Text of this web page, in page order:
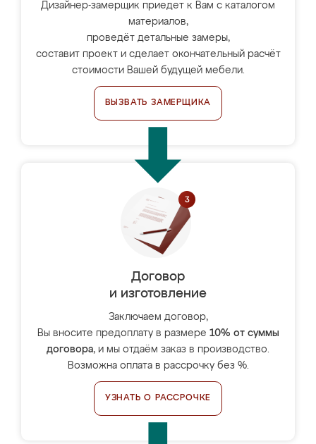
Дизайнер-замерщик приедет к Вам с каталогом
материалов,
проведёт детальные замеры,
составит проект и сделает окончательный расчёт
стоимости Вашей будущей мебели.
ВЫЗВАТЬ ЗАМЕРЩИКА
Договор
и изготовление
Заключаем договор,
Вы вносите предоплату в размере 10% от суммы
договора, и мы отдаём заказ в производство.
Возможна оплата в рассрочку без %.
УЗНАТЬ О РАССРОЧКЕ